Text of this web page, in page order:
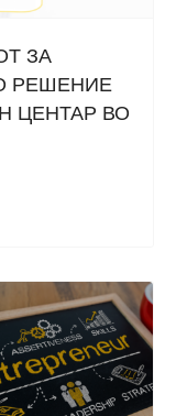
ЗА
РЕШЕНИЕ
ЦЕНТАР ВО